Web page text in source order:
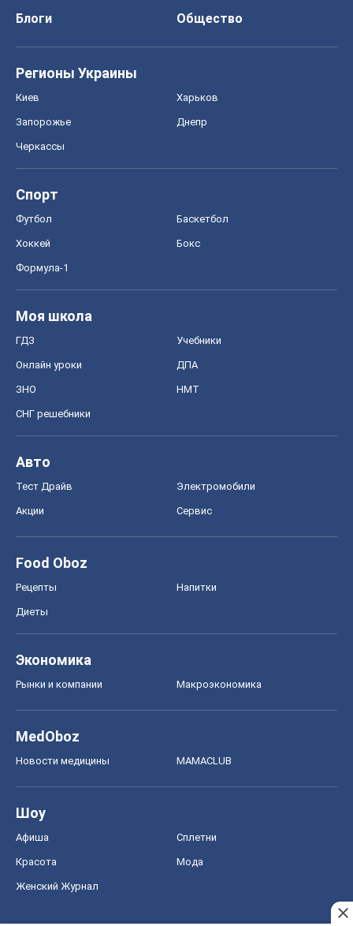
Блоги
Общество
Регионы Украины
Киев Харьков
Запорожье Днепр
Черкассы
Спорт
Футбол Баскетбол
Хоккей Бокс
Формула-1
Моя школа
ГДЗ Учебники
Онлайн уроки ДПА
ЗНО НМТ
СНГ решебники
Авто
Тест Драйв Электромобили
Акции Сервис
Food Oboz
Рецепты Напитки
Диеты
Экономика
Рынки и компании Mакроэкономика
MedOboz
Новости медицины MAMACLUB
Шоу
Афиша Сплетни
Красота Мода
Женский Журнал